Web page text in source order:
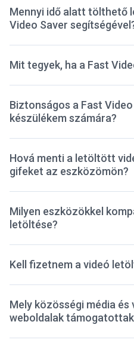
Mennyi idő alatt tölthető
Video Saver
Mit tegyek, ha a Fast
Biztonságos a Fast
készülékem számára?
Hová menti a letöltött
gifeket az eszközömön?
Milyen eszközökkel
letöltése?
Kell fizetnem a videó
Mely közösségi média
weboldalak